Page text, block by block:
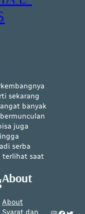
sekarang
banyak
juga
serba
terlihat saat
About
About
Syarat dan